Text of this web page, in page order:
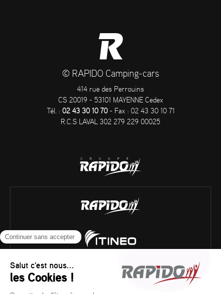
© RAPIDO Camping-cars
414 rue des Perrouins
CS 20019 - 53101 MAYENNE Cedex
Tél. : 02 43 30 10 70- Fax : 02 43 30 10 71
R.C.S LAVAL 302 279 229 00025